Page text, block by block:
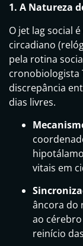
1. A Natureza
O jet lag social
circadiano
pela rotina
cronobiologista
discrepância
dias livres.
vitais em
âncora do
ao
reinício